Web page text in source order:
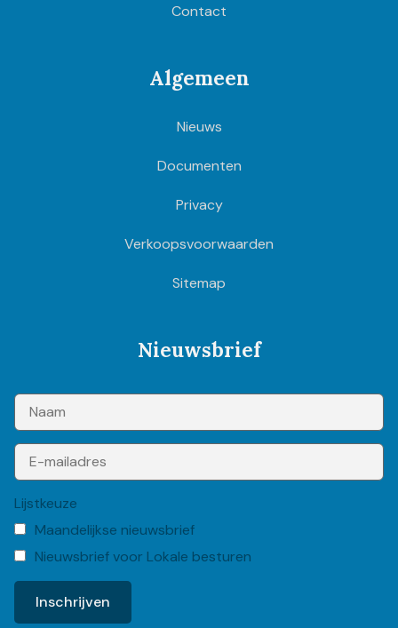
Contact
Algemeen
Nieuws
Documenten
Privacy
Verkoopsvoorwaarden
Sitemap
Nieuwsbrief
Lijstkeuze
Maandelijkse nieuwsbrief
Nieuwsbrief voor Lokale besturen